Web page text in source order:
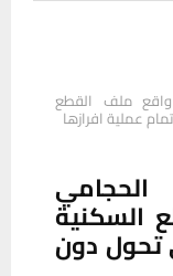
ملف القطع
عملية افرازها
تحول دون